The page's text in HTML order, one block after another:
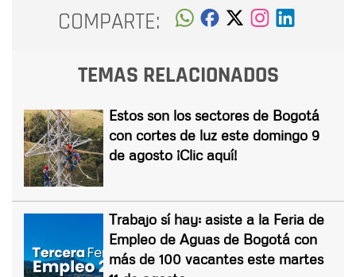
COMPARTE:
TEMAS RELACIONADOS
Estos son los sectores de Bogotá
con cortes de luz este domingo 9
de agosto ¡Clic aquí!
Trabajo sí hay: asiste a la Feria de
Empleo de Aguas de Bogotá con
más de 100 vacantes este martes